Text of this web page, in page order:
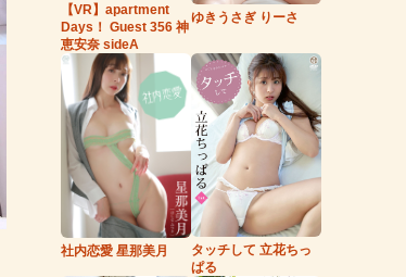
【VR】apartment
Days！ Guest 356 神
恵安奈 sideA
ゆきうさぎ りーさ
社内恋愛 星那美月
タッチして 立花ちっ
ぱる